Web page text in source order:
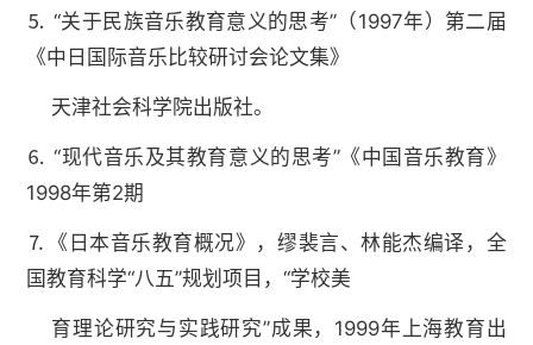
⒌ “关于民族音乐教育意义的思考”（1997年）第二届
《中日国际音乐比较研讨会论文集》
天津社会科学院出版社。
⒍ “现代音乐及其教育意义的思考”《中国音乐教育》
1998年第2期
⒎《日本音乐教育概况》，缪裴言、林能杰编译，全
国教育科学“八五”规划项目，“学校美
育理论研究与实践研究”成果，1999年上海教育出